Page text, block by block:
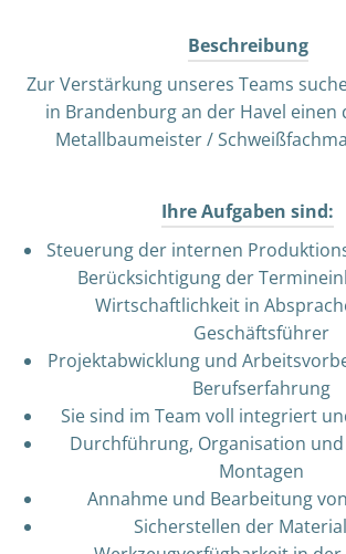
Beschreibung
Zur Verstärkung unseres Teams
in Brandenburg an der Havel einen
Metallbaumeister /
Ihre Aufgaben sind:
Steuerung der internen
Berücksichtigung der
Wirtschaftlichkeit in
Geschäftsführer
Projektabwicklung und
Berufserfahrung
Sie sind im Team voll integriert
Durchführung, Organisation
Montagen
Annahme und Bearbeitung
Sicherstellen der